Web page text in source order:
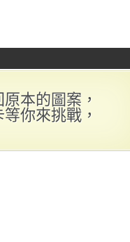
本的圖案，
你來挑戰，